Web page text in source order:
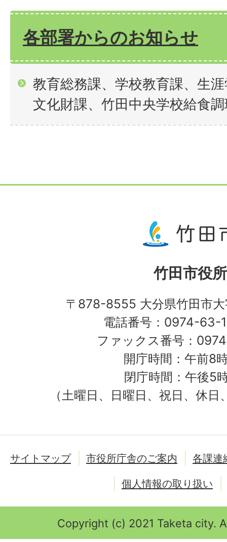
各部署からのお知らせ
教育総務課、学校教育課、生
文化財課、竹田中央学校給食
竹田市役所
〒878-8555 大分県竹田市
電話番号：0974-63-
ファックス番号：
開庁時間：午前8
閉庁時間：午後5
（土曜日、日曜日、祝日、休
サイトマップ 市役所庁舎のご案内
各課連
個人情報の取り扱い
Copyright (c) 2021 Taketa city.